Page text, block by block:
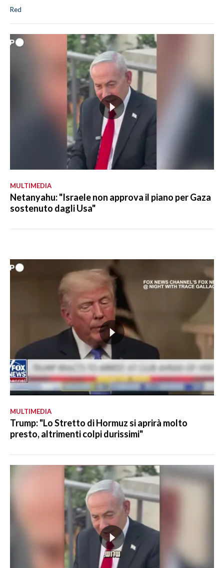
Red
MULTIMEDIA
Netanyahu: "Israele non approva il piano per Gaza
sostenuto dagli Usa"
MULTIMEDIA
Trump: "Lo Stretto di Hormuz si aprirà molto
presto, altrimenti colpi durissimi"